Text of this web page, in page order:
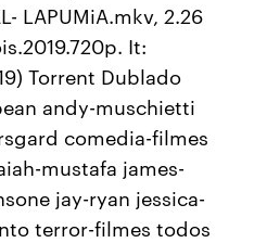
LAPUMiA.mkv, 2.26
It:
Torrent Dublado
andy-muschietti
comedia-filmes
mustafa james-
jay-ryan jessica-
terror-filmes todos